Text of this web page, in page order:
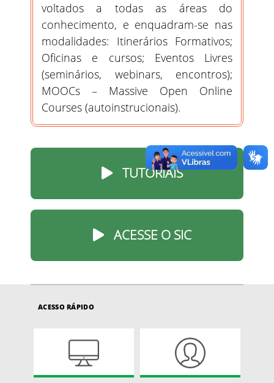
voltados a todas as áreas do
conhecimento, e enquadram-se nas
modalidades: Itinerários Formativos;
Oficinas e cursos; Eventos Livres
(seminários, webinars, encontros);
MOOCs – Massive Open Online
Courses (autoinstrucionais).
TUTORIAIS
ACESSE O SIC
ACESSO RÁPIDO